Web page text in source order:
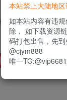
源，请付费后查看
限时特惠
本站禁止大陆地区
如本站内容有违
除， 如下载资源
码打包出售，先到
@cjym888
唯一